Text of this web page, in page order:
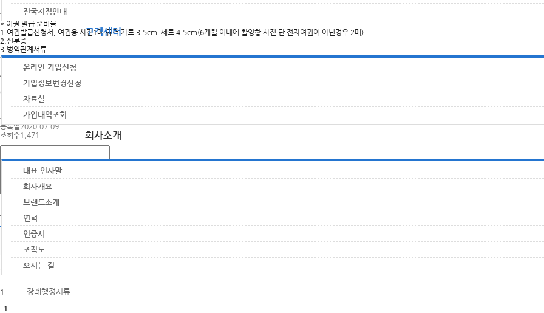
전국지점안내
고객센터
온라인 가입신청
가입정보변경신청
자료실
가입내역조회
회사소개
대표 인사말
회사개요
브랜드소개
연혁
인증서
조직도
오시는 길
여권만들기(passport)
해외여행 가기전 필수품이 여권이죠 여권 만드는 방법을 알려드리죠
* 여권 발급 준비물
1.여권발급신청서, 여권용 사진1매 규격 가로 3.5cm 세로 4.5cm(6개월 이내에 촬영항 사진 단 전자여권이 아닌경우 2매)
2.신분증
3.병역관계서류
-27세 - 37세 병역 미필 남성 : 국외여행 허가서
-18세 - 24세 병역미필 남성 : 없음
4.전국 각 시청,군청,구청 어디서나 발급 가능
5.기간 : 신청일로 부터 약5일 소요
6.금액 : 24면 50.000원 48면 53.000원
첨부파일 다운로드
등록자
세종라이프
등록일2020-07-09
조회수1,471
스팸방지코드 :
번호 제목
2 여권만들기(passport)
1 장례행정서류
1